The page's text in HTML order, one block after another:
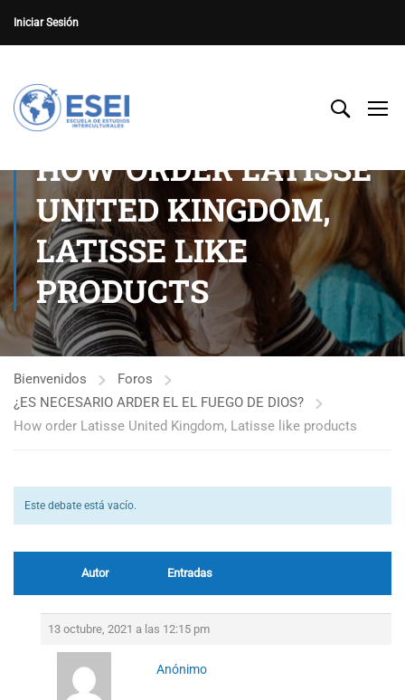
Iniciar Sesión
HOW ORDER LATISSE
UNITED KINGDOM,
LATISSE LIKE
PRODUCTS
Bienvenidos
Foros
¿ES NECESARIO ARDER EL EL FUEGO DE DIOS?
How order Latisse United Kingdom, Latisse like products
Este debate está vacío.
Autor Entradas
13 octubre, 2021 a las 12:15 pm
Anónimo